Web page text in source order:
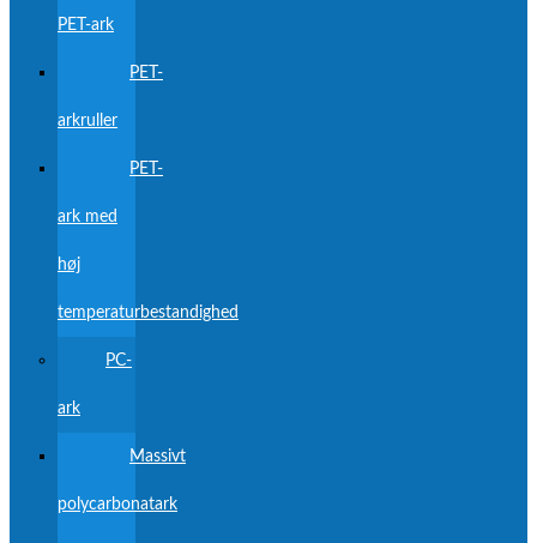
PET-ark
PET-
arkruller
PET-
ark med
høj
temperaturbestandighed
PC-
ark
Massivt
polycarbonatark